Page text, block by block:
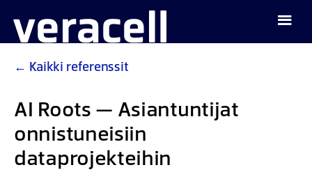
← Kaikki referenssit
AI Roots — Asiantuntijat
onnistuneisiin
dataprojekteihin